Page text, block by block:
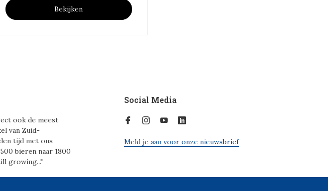
Bekijken
ook de meest
van Zuid-
tijd met ons
bieren naar 1800
growing..."
Social Media
Meld je aan voor onze nieuwsbrief